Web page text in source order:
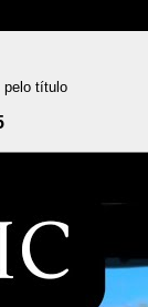
pelo título